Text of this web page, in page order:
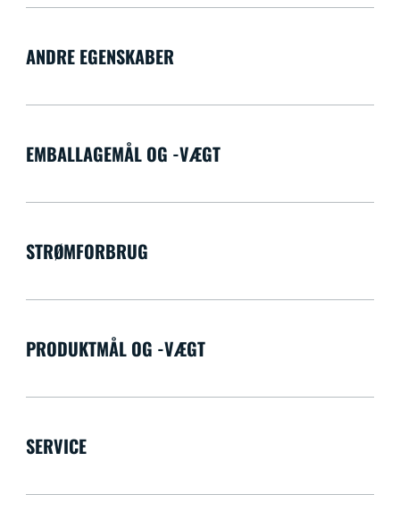
ANDRE EGENSKABER
EMBALLAGEMÅL OG -VÆGT
STRØMFORBRUG
PRODUKTMÅL OG -VÆGT
SERVICE